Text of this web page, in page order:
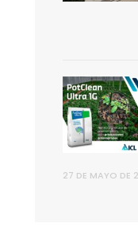
27 DE MAYO DE